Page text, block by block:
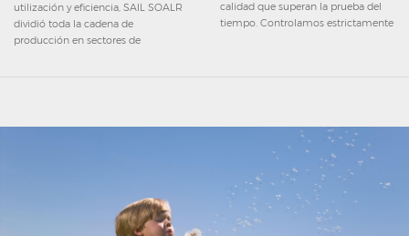
utilización y eficiencia, SAIL SOALR
dividió toda la cadena de
producción en sectores de
calidad que superan la prueba del
tiempo. Controlamos estrictamente